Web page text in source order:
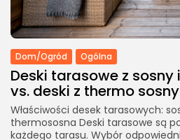
Dom/Ogród Ogólna
Deski tarasowe z
vs. deski z thermo sosny
Właściwości desek tarasowych:
thermososna Deski tarasowe są
każdego tarasu. Wybór